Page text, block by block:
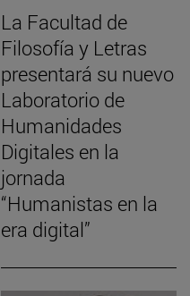
La Facultad de
Filosofía y Letras
presentará su nuevo
Laboratorio de
Humanidades
Digitales en la
jornada
“Humanistas en la
era digital”